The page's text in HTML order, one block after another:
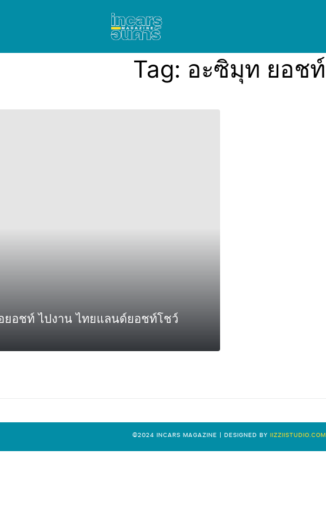
Tag: อะซิมุท ยอชท์
ยอชท์ ไปงาน ไทยแลนด์ยอชท์โชว์
©2024 INCARS MAGAZINE | DESIGNED BY IIZZIISTUDIO.COM